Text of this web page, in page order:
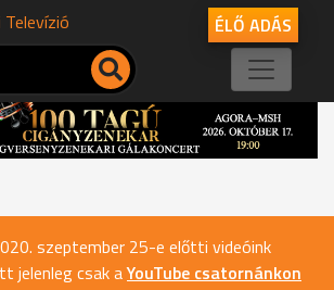
ÉLŐ ADÁS
szeptember 25-e előtti videóink
jelenleg csak aYouTube csatornánkon